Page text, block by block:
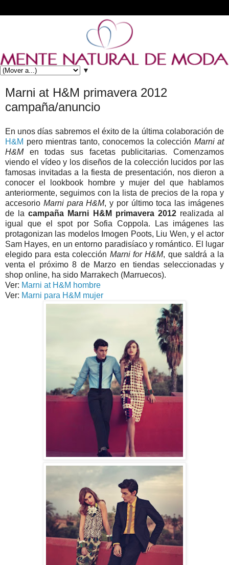
▼
Marni at H&M primavera 2012
campaña/anuncio
En unos días sabremos el éxito de la última colaboración de
H&M pero mientras tanto, conocemos la colección Marni at
H&Men todas sus facetas publicitarias. Comenzamos
viendo el vídeo y los diseños de la colección lucidos por las
famosas invitadas a la fiesta de presentación, nos dieron a
conocer el lookbook hombre y mujer del que hablamos
anteriormente, seguimos con la lista de precios de la ropa y
accesorio Marni para H&M, y por último toca las imágenes
de lacampaña Marni H&M primavera 2012realizada al
igual que el spot por Sofia Coppola. Las imágenes las
protagonizan las modelos Imogen Poots, Liu Wen, y el actor
Sam Hayes, en un entorno paradisíaco y romántico. El lugar
elegido para esta colección Marni for H&M, que saldrá a la
venta el próximo 8 de Marzo en tiendas seleccionadas y
shop online, ha sido Marrakech (Marruecos).
Ver: Marni at H&M hombre
Ver: Marni para H&M mujer